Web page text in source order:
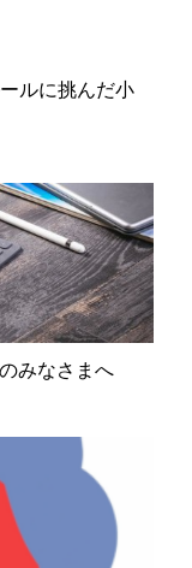
ルに挑んだ小
みなさまへ